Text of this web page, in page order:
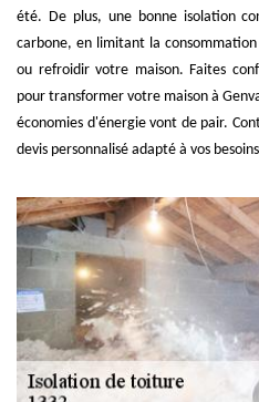
été. De plus, une bonne isolation
carbone, en limitant la
ou refroidir votre maison. Faites
pour transformer votre maison à
économies d'énergie vont de pair.
devis personnalisé adapté à vos